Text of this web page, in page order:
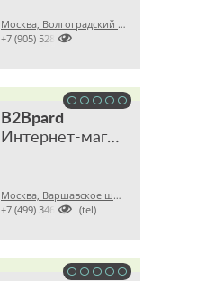
Москва, Волгоградский пр., 45А

+7 (905) 5285511
B2Bpard
Интернет-магазин
Москва, Варшавское шоссе, 28A

+7 (499) 3468121 (tel)